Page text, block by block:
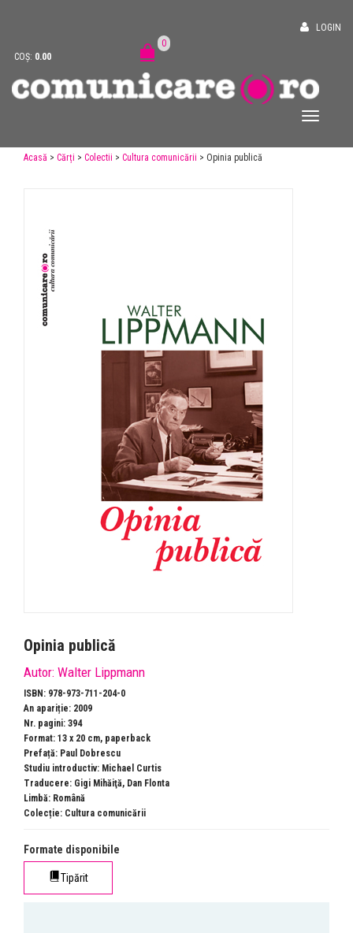
LOGIN
COȘ: 0.00
0
Acasă > Cărți > Colectii > Cultura comunicării > Opinia publică
Opinia publică
Autor: Walter Lippmann
ISBN: 978-973-711-204-0
An apariție: 2009
Nr. pagini: 394
Format: 13 x 20 cm, paperback
Prefață: Paul Dobrescu
Studiu introductiv: Michael Curtis
Traducere: Gigi Mihăiţă, Dan Flonta
Limbă: Română
Colecție: Cultura comunicării
Formate disponibile
Tipărit